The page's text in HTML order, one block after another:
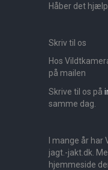
Håber det
Skriv til os
Hos
på mailen
Skrive til os på
samme dag.
I mange år
jagt.-jakt.dk.
hjemmeside